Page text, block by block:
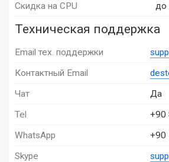
Скидка на CPU
до
Техническая поддержка
Email тех. поддержки
Контактный Email
Чат
Да
Tel
+90
WhatsApp
+90
Skype